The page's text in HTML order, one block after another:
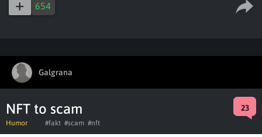
654
Galgrana
NFT to scam 23
Humor #fakt #scam #nft